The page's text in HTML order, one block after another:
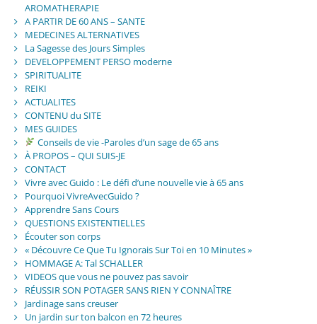
AROMATHERAPIE
A PARTIR DE 60 ANS – SANTE
MEDECINES ALTERNATIVES
La Sagesse des Jours Simples
DEVELOPPEMENT PERSO moderne
SPIRITUALITE
REIKI
ACTUALITES
CONTENU du SITE
MES GUIDES
Conseils de vie -Paroles d’un sage de 65 ans
À PROPOS – QUI SUIS-JE
CONTACT
Vivre avec Guido : Le défi d’une nouvelle vie à 65 ans
Pourquoi VivreAvecGuido ?
Apprendre Sans Cours
QUESTIONS EXISTENTIELLES
Écouter son corps
« Découvre Ce Que Tu Ignorais Sur Toi en 10 Minutes »
HOMMAGE A: Tal SCHALLER
VIDEOS que vous ne pouvez pas savoir
RÉUSSIR SON POTAGER SANS RIEN Y CONNAÎTRE
Jardinage sans creuser
Un jardin sur ton balcon en 72 heures